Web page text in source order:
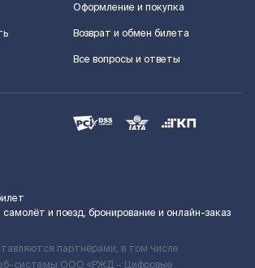
Оформление и покупка
Возврат и обмен билета
Все вопросы и ответы
и поезд, бронирование и онлайн-заказ
партнёрами, в том числе
системы ООО «РЖД – Цифровые